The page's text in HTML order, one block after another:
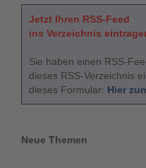
Jetzt Ihren RSS-Feed
ins Verzeichnis
Sie haben einen RSS-
dieses RSS-Verzeichnis
dieses Formular: Hier
Neue Themen